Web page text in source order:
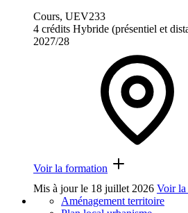
Cours, UEV233
4 crédits Hybride (présentiel et
2027/28
Voir la formation
Mis à jour le 18 juillet 2026 Voir la
Aménagement territoire